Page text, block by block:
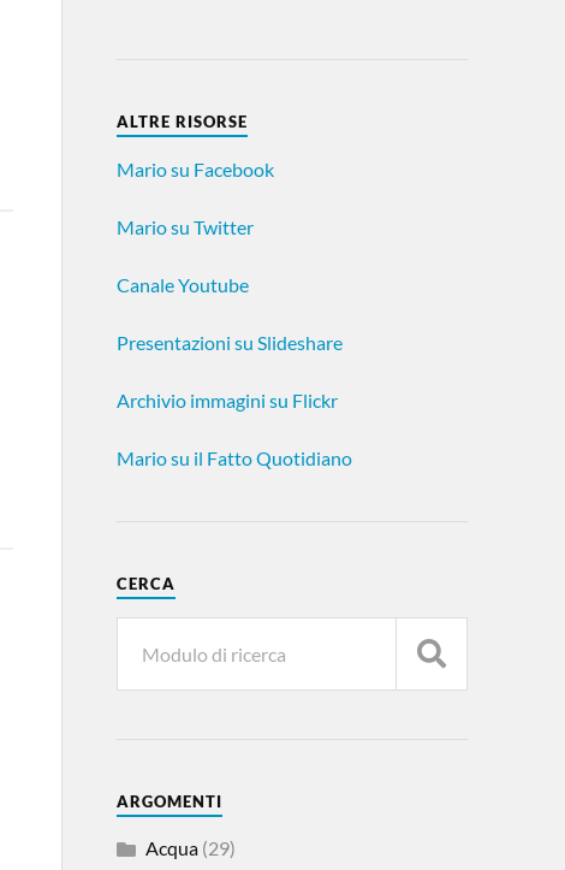
ALTRE RISORSE
Mario su Facebook
Mario su Twitter
Canale Youtube
Presentazioni su Slideshare
Archivio immagini su Flickr
Mario su il Fatto Quotidiano
CERCA
ARGOMENTI
Acqua(29)